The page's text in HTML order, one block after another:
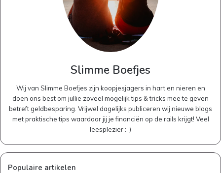
Slimme Boefjes
Wij van Slimme Boefjes zijn koopjesjagers in hart en nieren en
doen ons best om jullie zoveel mogelijk tips & tricks mee te geven
betreft geldbesparing. Vrijwel dagelijks publiceren wij nieuwe blogs
met praktische tips waardoor jij je financiën op de rails krijgt! Veel
leesplezier :-)
Populaire artikelen